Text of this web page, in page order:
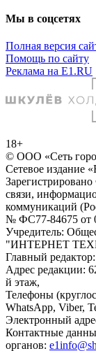
Мы в соцсетях
Полная версия
Помощь по сайту
Реклама на E1.RU
18+
© ООО «Сеть
Сетевое издание
связи,
коммуникаций
№ ФС77-84675 от
Учредитель:
"ИНТЕРНЕТ
Главный
Адрес редакции:
й этаж,
Телефоны
WhatsApp, Viber,
Электронный
Контактные
органов: